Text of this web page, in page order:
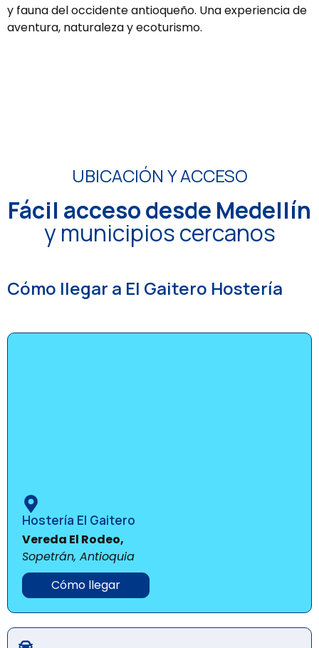
y fauna del occidente antioqueño. Una experiencia de
aventura, naturaleza y ecoturismo.
UBICACIÓN Y ACCESO
Fácil acceso desde Medellín
y municipios cercanos
Cómo llegar a El Gaitero Hostería
Hostería El Gaitero
Vereda El Rodeo,
Sopetrán, Antioquia
Cómo llegar